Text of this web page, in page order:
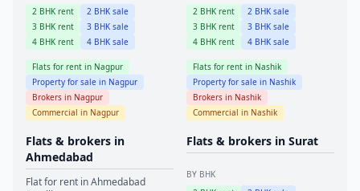
2 BHK rent 2 BHK sale
3 BHK rent 3 BHK sale
4 BHK rent 4 BHK sale
Flats for rent in Nagpur
Property for sale in Nagpur
Brokers in Nagpur
Commercial in Nagpur
2 BHK rent 2 BHK sale
3 BHK rent 3 BHK sale
4 BHK rent 4 BHK sale
Flats for rent in Nashik
Property for sale in Nashik
Brokers in Nashik
Commercial in Nashik
Flats & brokers in
Ahmedabad
Flat for rent inAhmedabad
Flats & brokers in Surat
BY BHK